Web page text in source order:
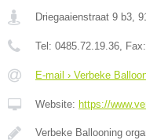
Driegaaienstraat 9 b3,
Tel: 0485.72.19.36, Fax:
E-mail › Verbeke
Website: https://
Verbeke Ballooning